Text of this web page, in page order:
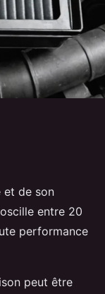
et de son
entre 20
performance
peut être